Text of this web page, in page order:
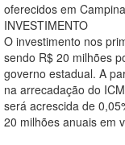
oferecidos em
INVESTIMENTO
O investimento nos
sendo R$ 20 milhões
governo estadual. A
na arrecadação do
será acrescida de
20 milhões anuais em